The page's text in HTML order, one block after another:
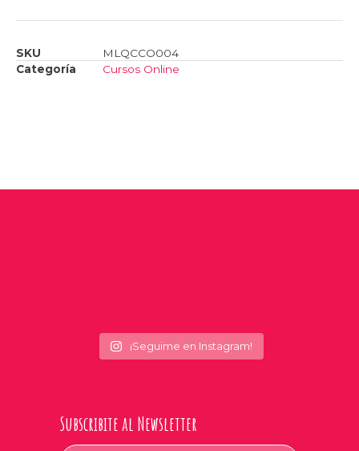
SKU
MLQCCO004
Categoría
Cursos Online
¡Seguime en Instagram!
Subscribite al Newsletter